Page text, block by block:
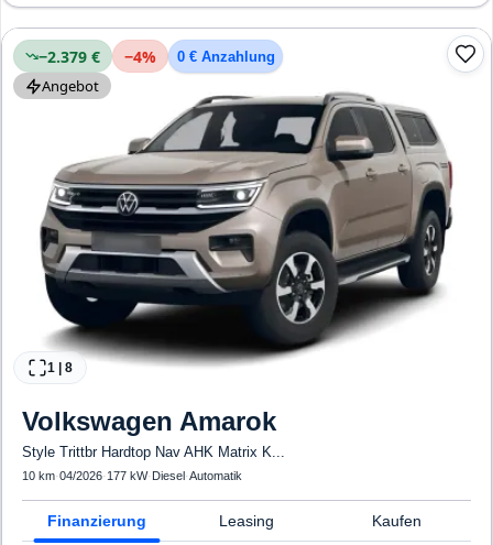
Erkennung, ESP, ABS, Klimatisierung, Airbag
−2.379 € −4% 0 € Anzahlung
Angebot
1 8
Volkswagen Amarok
Style Trittbr Hardtop Nav AHK Matrix K...
10 km·04/2026· 177 kW· Diesel·Automatik
Finanzierung Leasing Kaufen